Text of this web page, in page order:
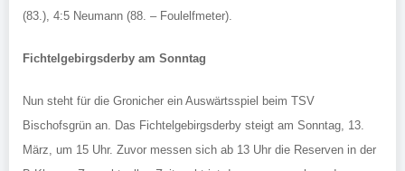
(83.), 4:5 Neumann (88. – Foulelfmeter).
Fichtelgebirgsderby am Sonntag
Nun steht für die Gronicher ein Auswärtsspiel beim TSV
Bischofsgrün an. Das Fichtelgebirgsderby steigt am Sonntag, 13.
März, um 15 Uhr. Zuvor messen sich ab 13 Uhr die Reserven in der